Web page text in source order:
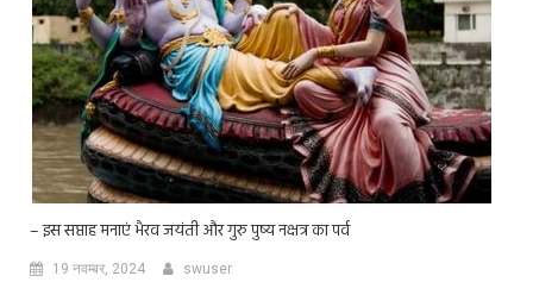
– इस सप्ताह मनाएं भैरव जयंती और गुरु पुष्य नक्षत्र का पर्व
19 नवम्बर, 2024 swuser